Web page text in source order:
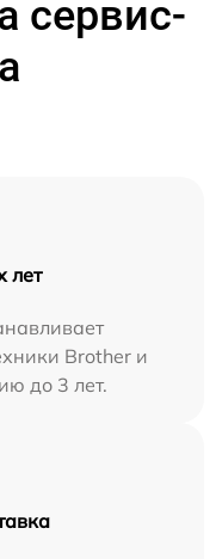
сервис-
лет
Brother и
до 3 лет.